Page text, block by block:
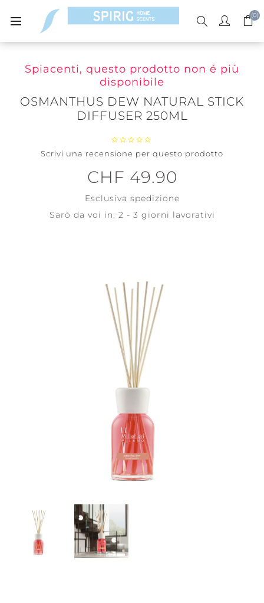
(0)
Spiacenti, questo prodotto non é più
disponibile
OSMANTHUS DEW NATURAL STICK
DIFFUSER 250ML
Scrivi una recensione per questo prodotto
CHF 49.90
Esclusiva spedizione
Sarò da voi in: 2 - 3 giorni lavorativi